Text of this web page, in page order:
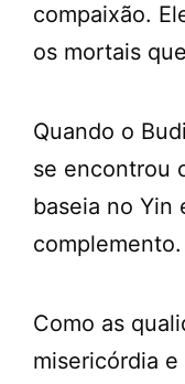
compaixão.
os mortais
Quando o
se encontrou
baseia no Yin
complemento.
Como as
misericórdia